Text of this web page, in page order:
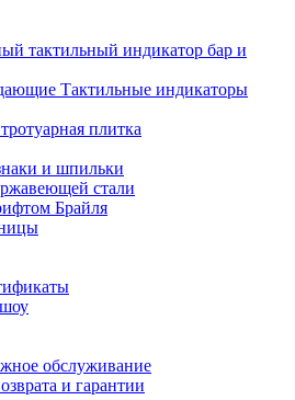
тактильный индикатор бар и
Тактильные индикаторы
плитка
и шпильки
стали
Брайля
обслуживание
и гарантии